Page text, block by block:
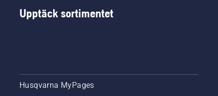
Upptäck sortimentet
Husqvarna MyPages